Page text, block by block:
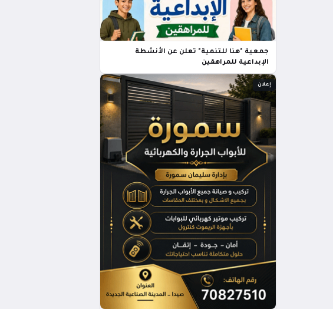
جمعية "هنا للتنمية" تعلن عن الأنشطة
الإبداعية للمراهقين
إعلان